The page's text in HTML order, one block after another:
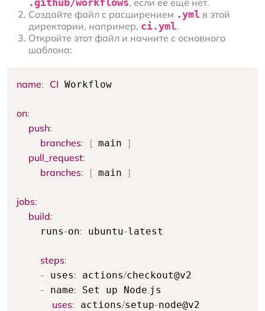
Создайте файл с расширением .yml в этой
директории, например, ci.yml.
Откройте этот файл и начните с основного
шаблона:
name: CI Workflow
on:
push:
branches: [ main ]
pull_request:
branches: [ main ]
jobs:
build:
    runs
-on: ubuntu-latest
steps:
- uses: actions/checkout@v2
- name: Set up Node.js
uses: actions/setup-node@v2